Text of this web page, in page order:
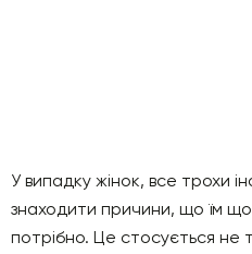
У випадку жінок, все трохи
знаходити причини, що їм
потрібно. Це стосується не